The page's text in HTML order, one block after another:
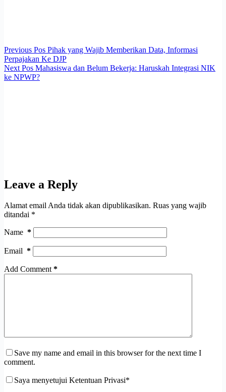
Previous Pos Pihak yang Wajib Memberikan Data, Informasi
Perpajakan Ke DJP
Next Pos Mahasiswa dan Belum Bekerja: Haruskah Integrasi NIK
ke NPWP?
Leave a Reply
Alamat email Anda tidak akan dipublikasikan. Ruas yang wajib
ditandai *
Name *
Email *
Add Comment*
Save my name and email in this browser for the next time I
comment.
Saya menyetujui Ketentuan Privasi*